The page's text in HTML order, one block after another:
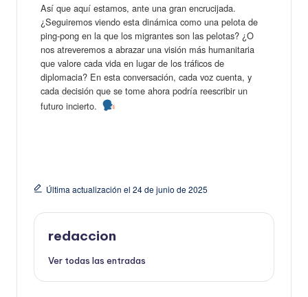
Así que aquí estamos, ante una gran encrucijada.
¿Seguiremos viendo esta dinámica como una pelota de
ping-pong en la que los migrantes son las pelotas? ¿O
nos atreveremos a abrazar una visión más humanitaria
que valore cada vida en lugar de los tráficos de
diplomacia? En esta conversación, cada voz cuenta, y
cada decisión que se tome ahora podría reescribir un
futuro incierto.
Última actualización el 24 de junio de 2025
redaccion
Ver todas las entradas